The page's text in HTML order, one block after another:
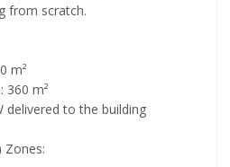
from scratch.
m²
360 m²
delivered to the building
Zones: